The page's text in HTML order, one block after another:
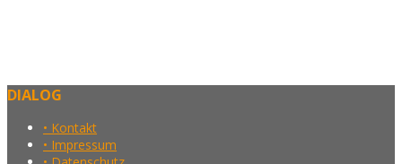
DIALOG
• Kontakt
• Impressum